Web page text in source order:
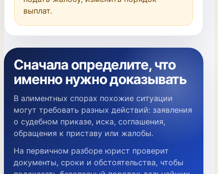
выплат.
Сначала определите, что
именно нужно доказывать
В алиментных спорах похожие ситуации
могут требовать разных действий: заявления
о судебном приказе, иска, соглашения,
обращения к приставу или жалобы.
На первичном разборе юрист проверит
документы, сроки и обстоятельства, чтобы